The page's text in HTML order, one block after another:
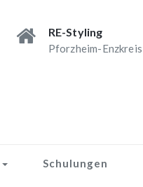
RE-Styling
Pforzheim-Enzkreis
Schulungen